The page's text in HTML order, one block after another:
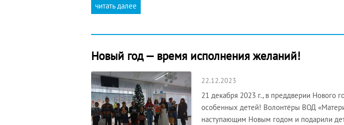
читать далее
Новый год — время исполнения желаний!
22.12.2023
21 декабря 2023 г., в преддверии Нового
особенных детей! Волонтёры ВОД
наступающим Новым годом и подарили